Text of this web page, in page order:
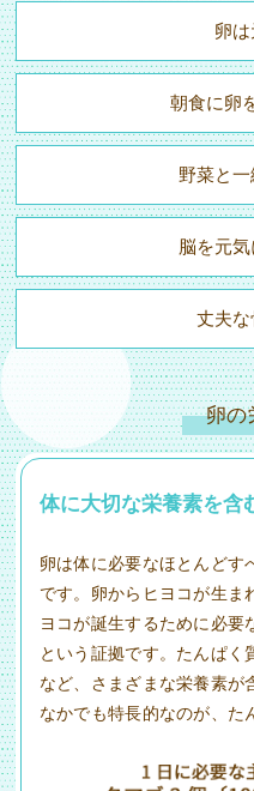
卵
朝食に卵
野菜と一
脳を元気
丈夫な
卵の
体に大切な栄養素を含
卵は体に必要なほとんどす
です。卵からヒヨコが生ま
ヨコが誕生するために必要
という証拠です。たんぱく
など、さまざまな栄養素が
なかでも特長的なのが、た